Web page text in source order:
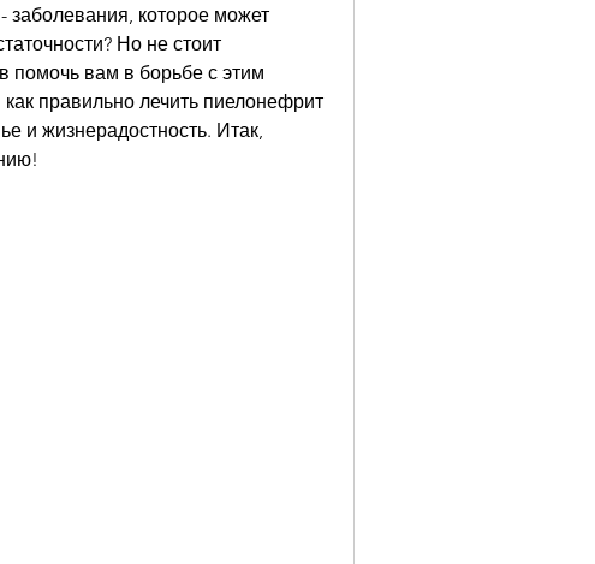
которое может
Но не стоит
помочь вам в борьбе с этим
правильно лечить пиелонефрит
и жизнерадостность. Итак,